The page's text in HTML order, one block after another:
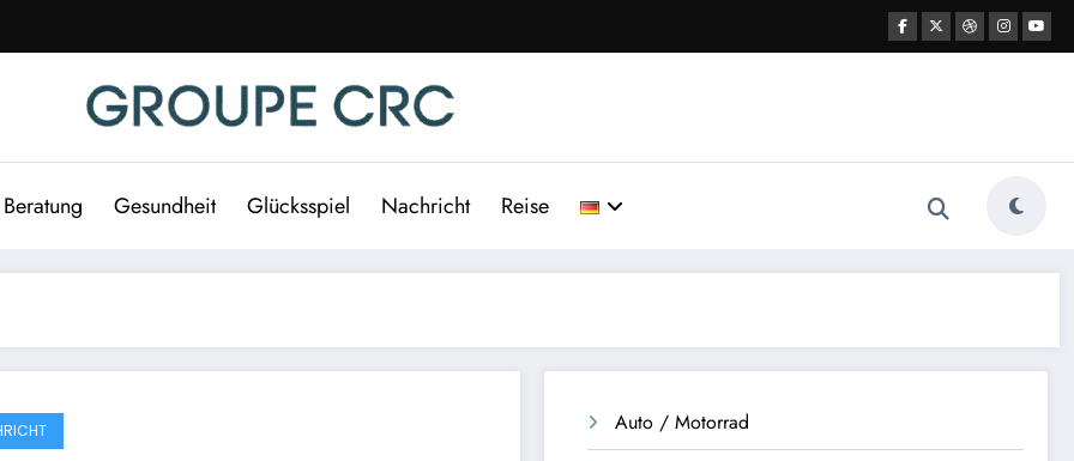
Beratung Gesundheit Glücksspiel Nachricht Reise
Auto / Motorrad